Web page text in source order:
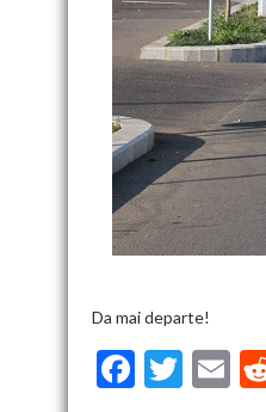
Da mai departe!
F
T
E